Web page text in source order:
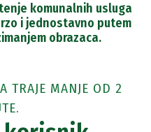
komunalnih usluga
i jednostavno putem
obrazaca.
TRAJE MANJE OD 2